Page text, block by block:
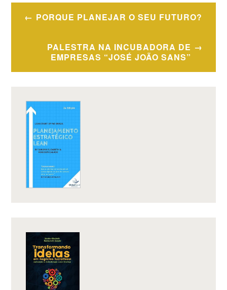
Navegação
PORQUE PLANEJAR O SEU FUTURO?
PALESTRA NA INCUBADORA DE
EMPRESAS “JOSÉ JOÃO SANS”